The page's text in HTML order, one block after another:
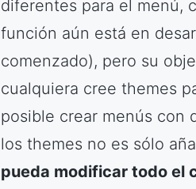
diferentes para el menú,
función aún está en
comenzado), pero su
cualquiera cree themes
posible crear menús con
los themes no es sólo
pueda modificar todo el